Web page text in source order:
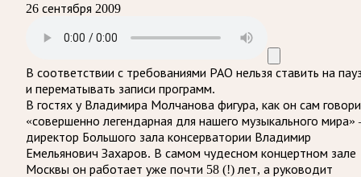
26 сентября 2009
В соответствии с требованиями РАО нельзя ставить на
и перематывать записи программ.
В гостях у Владимира Молчанова фигура, как он сам
«совершенно легендарная для нашего музыкального
директор Большого зала консерватории Владимир
Емельянович Захаров. В самом чудесном концертном зале
Москвы он работает уже почти 58 (!) лет, а руководит